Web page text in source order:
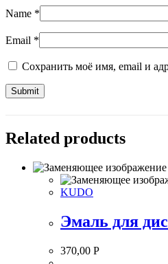
Name *
Email *
Сохранить моё имя, email и
Related products
KUDO
Эмаль для
370,00 Р